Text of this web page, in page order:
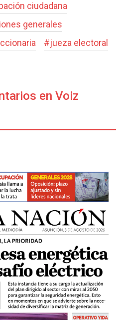
ciudadana
generales
#jueza electoral
en Voiz